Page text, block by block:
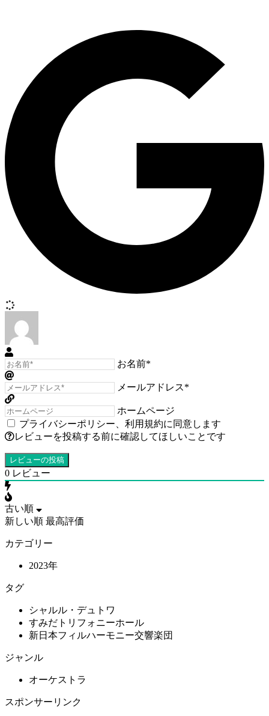
お名前*
メールアドレス*
ホームページ
プライバシーポリシー
利用規約に同意します
レビューを投稿する前に確認してほしいことです
0 レビュー
古い順
新しい順 最高評価
カテゴリー
2023年
タグ
シャルル・デュトワ
すみだトリフォニーホール
新日本フィルハーモニー交響楽団
ジャンル
オーケストラ
スポンサーリンク